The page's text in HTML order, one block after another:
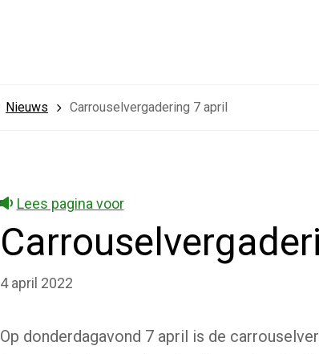
Nieuws Carrouselvergadering 7 april
Lees pagina voor
4 april 2022
Op donderdagavond 7 april is de